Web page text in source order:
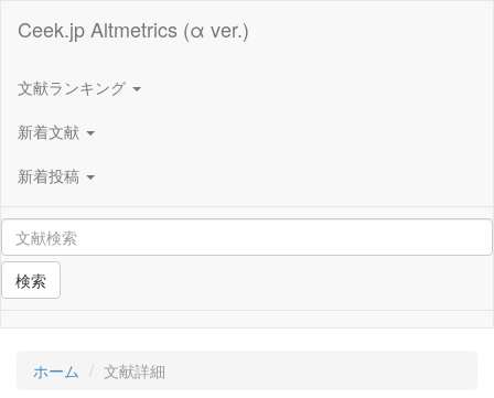
Ceek.jp Altmetrics (α ver.)
文献ランキング
新着文献
新着投稿
検索
ホーム 文献詳細